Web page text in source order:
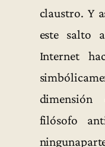
claustro. Y
este salto
Internet
filósofo